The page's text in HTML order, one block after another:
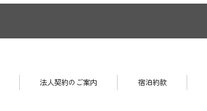
法人契約のご案内 宿泊約款